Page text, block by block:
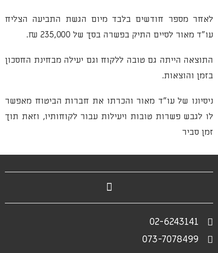
לאחר מספר חודשים בלבד מיום הגשת התביעה הצליח
עו"ד מאור לסיים התיק בפשרה בסך של 235,000 ₪.
התוצאה הייתה גם טובה ללקוח וגם יעילה מבחינת החסכון
בזמן והוצאות.
ניסיונו של עו"ד מאור והכרתו את חברות הביטוח מאפשר
לו לגבש פשרות טובות ויעילות עבור לקוחותיו, וזאת תוך
זמן סביר
02-6243141
073-7078499